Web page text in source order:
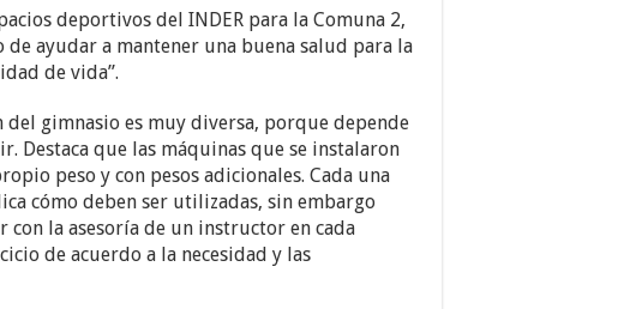
deportivos del INDER para la Comuna 2,
de ayudar a mantener una buena salud para la
de vida”.
gimnasio es muy diversa, porque depende
Destaca que las máquinas que se instalaron
peso y con pesos adicionales. Cada una
cómo deben ser utilizadas, sin embargo
la asesoría de un instructor en cada
de acuerdo a la necesidad y las